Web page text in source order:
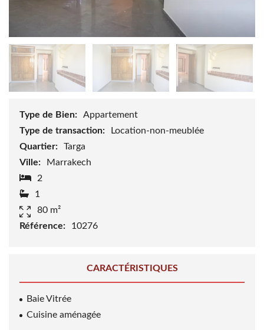
Type de Bien:
Appartement
Type de transaction:
Location-non-meublée
Quartier:
Targa
Ville:
Marrakech
2
1
80 m²
Référence:
10276
CARACTÉRISTIQUES
Baie Vitrée
Cuisine aménagée